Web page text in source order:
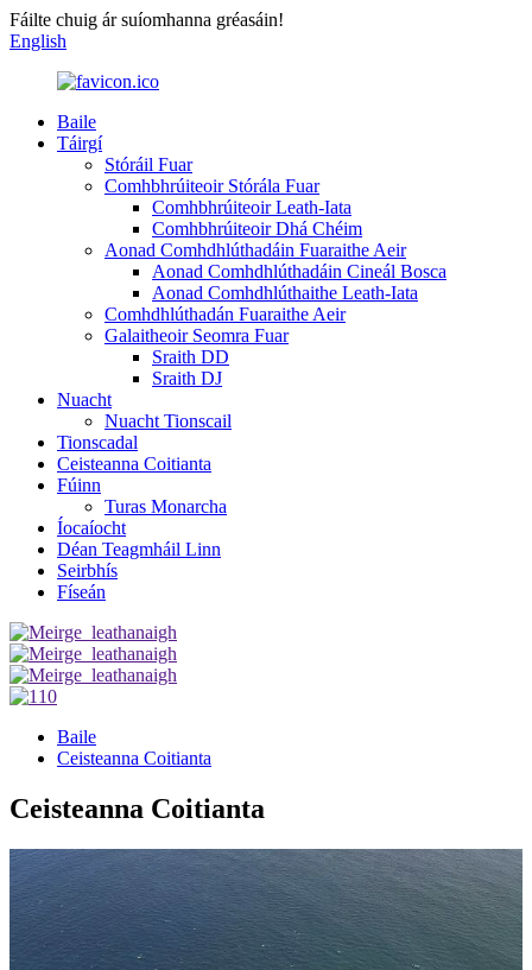
Fáilte chuig ár suíomhanna gréasáin!
English
Baile
Táirgí
Stóráil Fuar
Comhbhrúiteoir Stórála Fuar
Comhbhrúiteoir Leath-Iata
Comhbhrúiteoir Dhá Chéim
Aonad Comhdhlúthadáin Fuaraithe Aeir
Aonad Comhdhlúthadáin Cineál Bosca
Aonad Comhdhlúthaithe Leath-Iata
Comhdhlúthadán Fuaraithe Aeir
Galaitheoir Seomra Fuar
Sraith DD
Sraith DJ
Nuacht
Nuacht Tionscail
Tionscadal
Ceisteanna Coitianta
Fúinn
Turas Monarcha
Íocaíocht
Déan Teagmháil Linn
Seirbhís
Físeán
Baile
Ceisteanna Coitianta
Ceisteanna Coitianta